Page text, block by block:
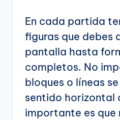
En cada partida
figuras que debes
pantalla hasta
completos. No
bloques o líneas
sentido horizontal
importante es que